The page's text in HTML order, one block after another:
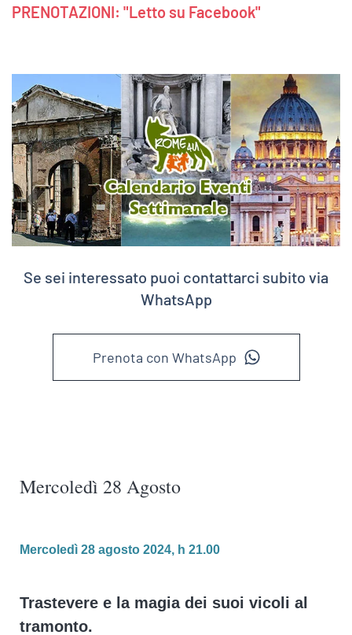
PRENOTAZIONI: "Letto su Facebook"
Se sei interessato puoi contattarci subito via
WhatsApp
Prenota con WhatsApp
Mercoledì 28 Agosto
Mercoledì 28 agosto 2024, h 21.00
Trastevere e la magia dei suoi vicoli al
tramonto.